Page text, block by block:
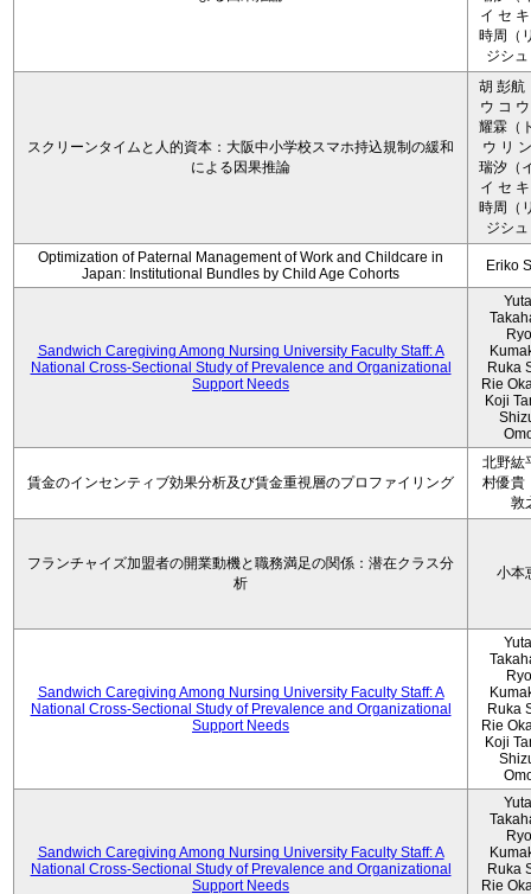
イ セ
時周（
ジシ
スクリーンタイムと人的資本：大阪中小学校スマホ持込規制の緩和
による因果推論
胡 彭航
ウ コ
耀霖（
ウ リ
瑞汐（
イ セ
時周（
ジシ
Optimization of Paternal Management of Work and Childcare in
Japan: Institutional Bundles by Child Age Cohorts
Eriko
Sandwich Caregiving Among Nursing University Faculty Staff: A
National Cross-Sectional Study of Prevalence and Organizational
Support Needs
Ruka
Rie
Koji
賃金のインセンティブ効果分析及び賃金重視層のプロファイリング
北野紘
村優貴
敦
フランチャイズ加盟者の開業動機と職務満足の関係：潜在クラス分
析
小本
Sandwich Caregiving Among Nursing University Faculty Staff: A
National Cross-Sectional Study of Prevalence and Organizational
Support Needs
Ruka
Rie
Koji
Sandwich Caregiving Among Nursing University Faculty Staff: A
National Cross-Sectional Study of Prevalence and Organizational
Support Needs
Ruka
Rie